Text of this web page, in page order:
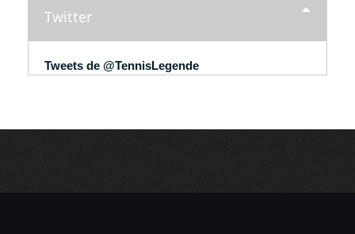
Twitter
Tweets de @TennisLegende